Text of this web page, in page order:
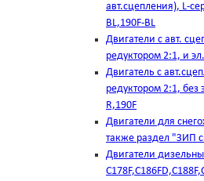
авт.сцепления), L-
BL,190F-BL
Двигатели с авт.
редуктором 2:1, и
Двигатель с
редуктором 2:1, без
R,190F
Двигатели для
также раздел "ЗИП
Двигатели